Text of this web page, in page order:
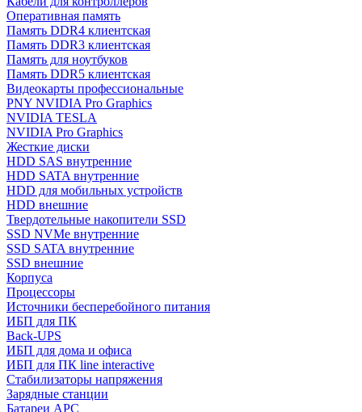
Оперативная память
Память DDR4 клиентская
Память DDR3 клиентская
Память для ноутбуков
Память DDR5 клиентская
Видеокарты профессиональные
PNY NVIDIA Pro Graphics
NVIDIA TESLA
NVIDIA Pro Graphics
Жесткие диски
HDD SAS внутренние
HDD SATA внутренние
HDD для мобильных устройств
HDD внешние
Твердотельные накопители SSD
SSD NVMe внутренние
SSD SATA внутренние
SSD внешние
Корпуса
Процессоры
Источники бесперебойного питания
ИБП для ПК
Back-UPS
ИБП для дома и офиса
ИБП для ПК linе interactive
Стабилизаторы напряжения
Зарядные станции
Батареи APC